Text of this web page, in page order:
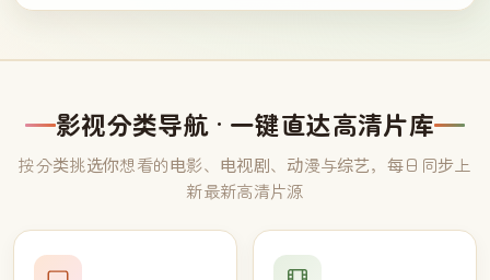
影视分类导航 · 一键直达高清片库
按分类挑选你想看的电影、电视剧、动漫与综艺，每日同步上
新最新高清片源